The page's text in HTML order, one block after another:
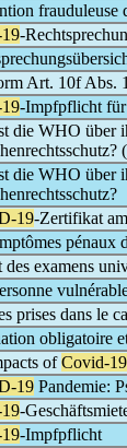
frauduleuse
-
Art. 10f Abs. 1
-Impfpflicht für
die WHO über
die WHO über
19-Zertifikat
pénaux
des examens
prises dans le
obligatoire
ofCovid-19
19 Pandemie:
-
-Impfpflicht